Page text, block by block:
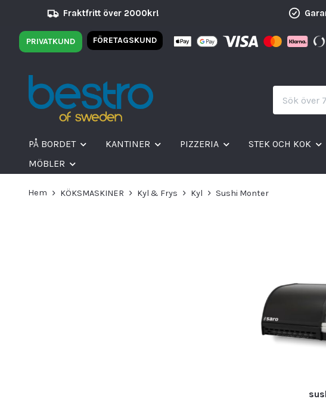
Fraktfritt över 2000kr!
PRIVATKUND FÖRETAGSKUND
PÅ BORDET KANTINER PIZZERIA STEK OCH KOK
MÖBLER
Hem KÖKSMASKINER Kyl & Frys Kyl Sushi Monter